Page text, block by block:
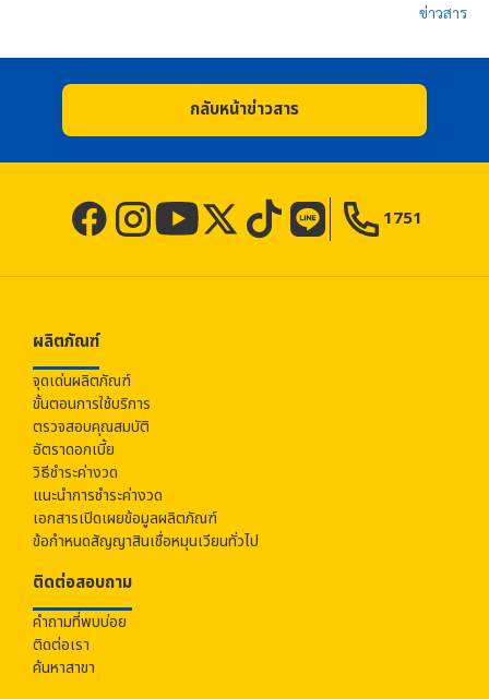
ข่าวสาร
กลับหน้าข่าวสาร
1751
ผลิตภัณฑ์
จุดเด่นผลิตภัณฑ์
ขั้นตอนการใช้บริการ
ตรวจสอบคุณสมบัติ
อัตราดอกเบี้ย
วิธีชำระค่างวด
แนะนำการชำระค่างวด
เอกสารเปิดเผยข้อมูลผลิตภัณฑ์
ข้อกำหนดสัญญาสินเชื่อหมุนเวียนทั่วไป
ติดต่อสอบถาม
คำถามที่พบบ่อย
ติดต่อเรา
ค้นหาสาขา